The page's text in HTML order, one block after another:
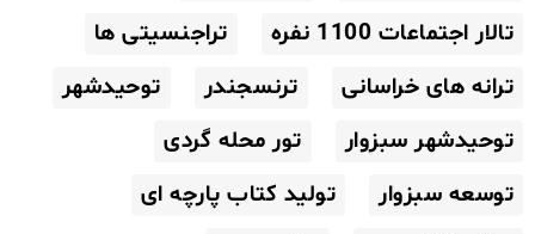
تالار اجتماعات 1100 نفره
تراجنسیتی ها
ترانه های خراسانی
ترنسجندر
توحیدشهر
توحیدشهر سبزوار
تور محله گردی
توسعه سبزوار
تولید کتاب پارچه ای